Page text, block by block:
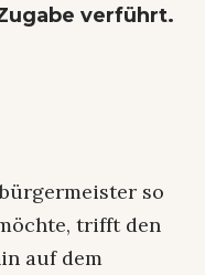
verführt.
so
trifft den
auf dem